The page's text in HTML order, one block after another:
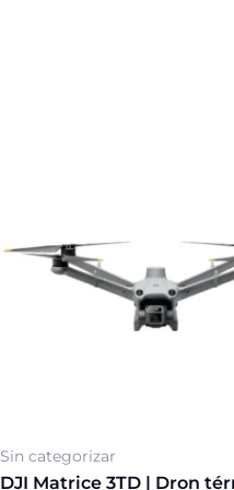
Sin categorizar
DJI Matrice 3TD | Dron